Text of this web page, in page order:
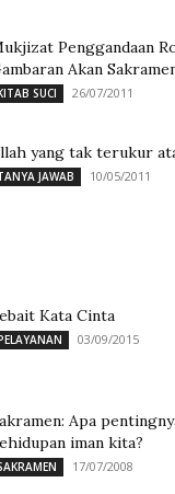
Penggandaan
Akan
SUCI 26/07/2011
yang tak terukur
JAWAB 10/05/2011
Kata Cinta
03/09/2015
Apa
iman kita?
17/07/2008